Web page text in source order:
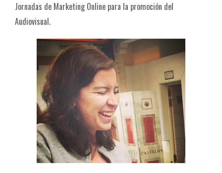
Jornadas de Marketing Online para la promoción del
Audiovisual.